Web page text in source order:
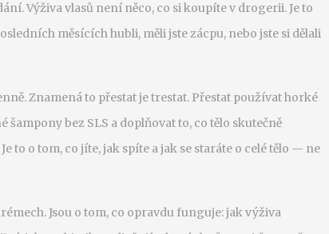
Výživa vlasů není něco, co si koupíte v drogerii. Je to
měsících hubli, měli jste zácpu, nebo jste si dělali
Znamená to přestat je trestat. Přestat používat horké
bez SLS a doplňovat to, co tělo skutečně
to o tom, co jíte, jak spíte a jak se staráte o celé tělo — ne
Jsou o tom, co opravdu funguje: jak výživa